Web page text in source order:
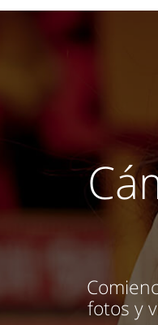
fotos y